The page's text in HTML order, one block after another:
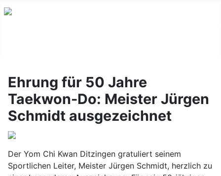
Ehrung für 50 Jahre
Taekwon-Do: Meister Jürgen
Schmidt ausgezeichnet
Der Yom Chi Kwan Ditzingen gratuliert seinem
Sportlichen Leiter, Meister Jürgen Schmidt, herzlich zu